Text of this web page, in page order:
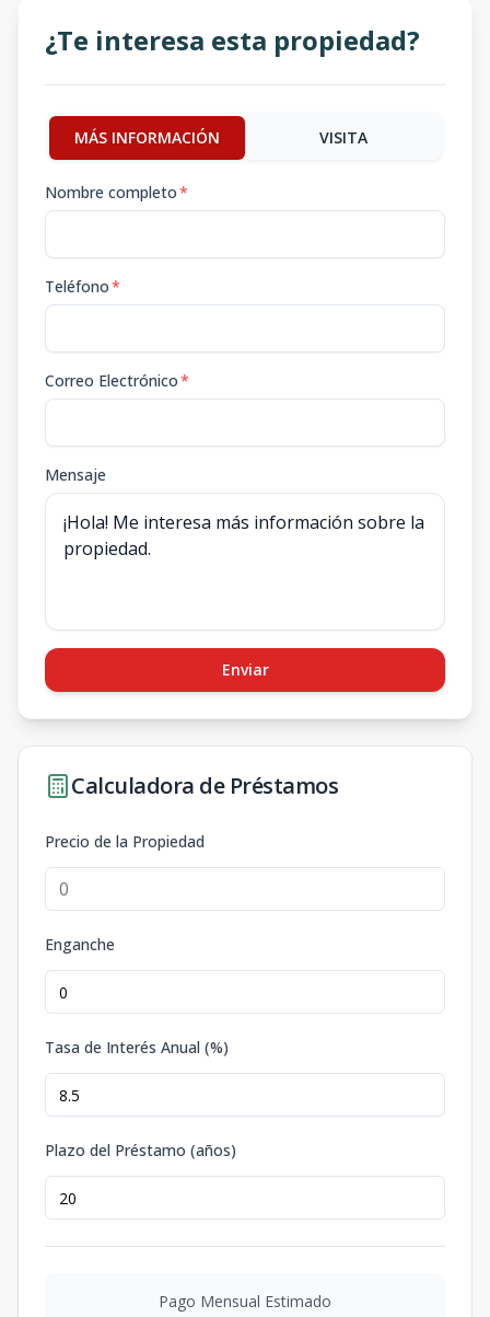
¿Te interesa esta propiedad?
MÁS INFORMACIÓN VISITA
Nombre completo*
Teléfono*
Correo Electrónico*
Mensaje
Enviar
Calculadora de Préstamos
Precio de la Propiedad
Enganche
Tasa de Interés Anual (%)
Plazo del Préstamo (años)
Pago Mensual Estimado